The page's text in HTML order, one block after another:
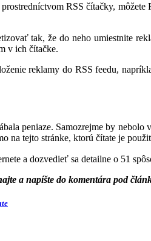
RSS čítačky,
tak, že do neho umiestnite
v ich čítačke.
reklamy do RSS feedu,
peniaze. Samozrejme by
na tejto stránke, ktorú čítate je
a dozvedieť sa detailne o 51
a napíšte do komentára pod